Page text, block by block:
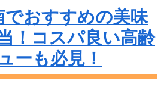
でおすすめの美味
！コスパ良い高齢
ーも必見！